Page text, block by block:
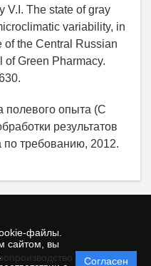
файлы.
сайтом, вы
Согласен
V.I. The state of gray
variability, in
of the Central Russian
of Green Pharmacy.
полевого опыта (С
результатов
по требованию, 2012.